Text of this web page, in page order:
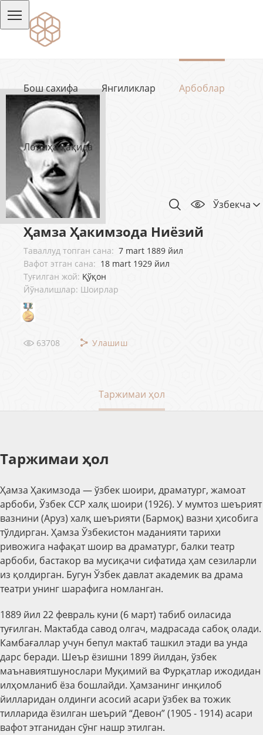
Бош сахифа Янгиликлар Арбоблар
Лойиҳа ҳақида
Ўзбекча
Ҳамза Ҳакимзода Ниёзий
Таваллуд топган сана: 7 mart 1889 йил
Вафот этган сана: 18 mart 1929 йил
Туғилган жой: Қўқон
Йўналишлар: Шоирлар
63708 Улашиш
Таржимаи ҳол
Таржимаи ҳол
Ҳамза Ҳакимзода — ўзбек шоири, драматург, жамоат
арбоби, Ўзбек ССР халқ шоири (1926). У мумтоз шеърият
вазнини (Аруз) халқ шеърияти (Бармоқ) вазни ҳисобига
тўлдирган. Ҳамза Ўзбекистон маданияти тарихи
ривожига нафақат шоир ва драматург, балки театр
арбоби, бастакор ва мусиқачи сифатида ҳам сезиларли
из қолдирган. Бугун Ўзбек давлат академик ва драма
театри унинг шарафига номланган.
1889 йил 22 февраль куни (6 март) табиб оиласида
туғилган. Мактабда савод олгач, мадрасада сабоқ олади.
Камбағаллар учун бепул мактаб ташкил этади ва унда
дарс беради. Шеър ёзишни 1899 йилдан, ўзбек
маънавиятшунослари Муқимий ва Фурқатлар ижодидан
илҳомланиб ёза бошлайди. Ҳамзанинг инқилоб
йилларидан олдинги асосий асари ўзбек ва тожик
тилларида ёзилган шеърий “Девон” (1905 - 1914) асари
вафот этганидан сўнг нашр этилган.